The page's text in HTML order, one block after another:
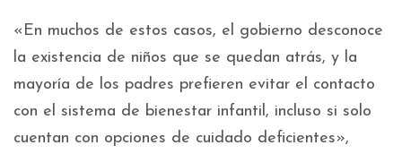
«En muchos de estos casos, el gobierno desconoce
la existencia de niños que se quedan atrás, y la
mayoría de los padres prefieren evitar el contacto
con el sistema de bienestar infantil, incluso si solo
cuentan con opciones de cuidado deficientes»,